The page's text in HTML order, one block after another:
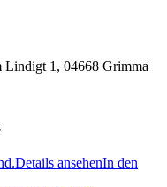
1, 04668 Grimma
Details ansehenIn den